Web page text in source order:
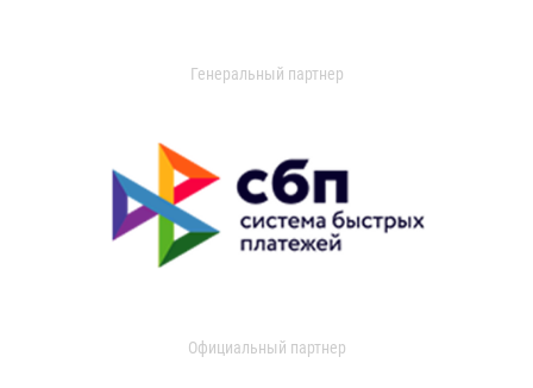
Генеральный партнер
Официальный партнер